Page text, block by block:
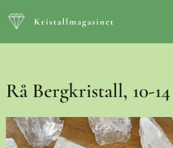
Kristallmagasinet
Rå Bergkristall, 10-